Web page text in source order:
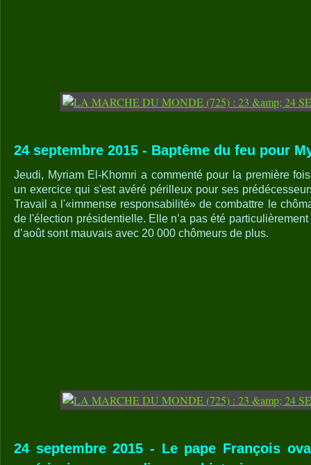
24 septembre 2015 - Baptême du feu pour
Jeudi, Myriam El-Khomri a commenté pour la première
un exercice qui s'est avéré périlleux pour ses
Travail a l'«immense responsabilité» de combattre le
de l'élection présidentielle. Elle n’a pas été
d’août sont mauvais avec 20 000 chômeurs de plus.
24 septembre 2015 - Le pape François